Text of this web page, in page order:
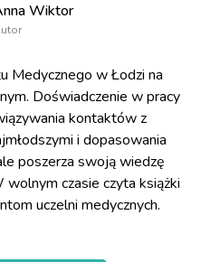
Wiktor
Medycznego w Łodzi na
Doświadczenie w pracy
kontaktów z
i dopasowania
poszerza swoją wiedzę
czasie czyta książki
uczelni medycznych.